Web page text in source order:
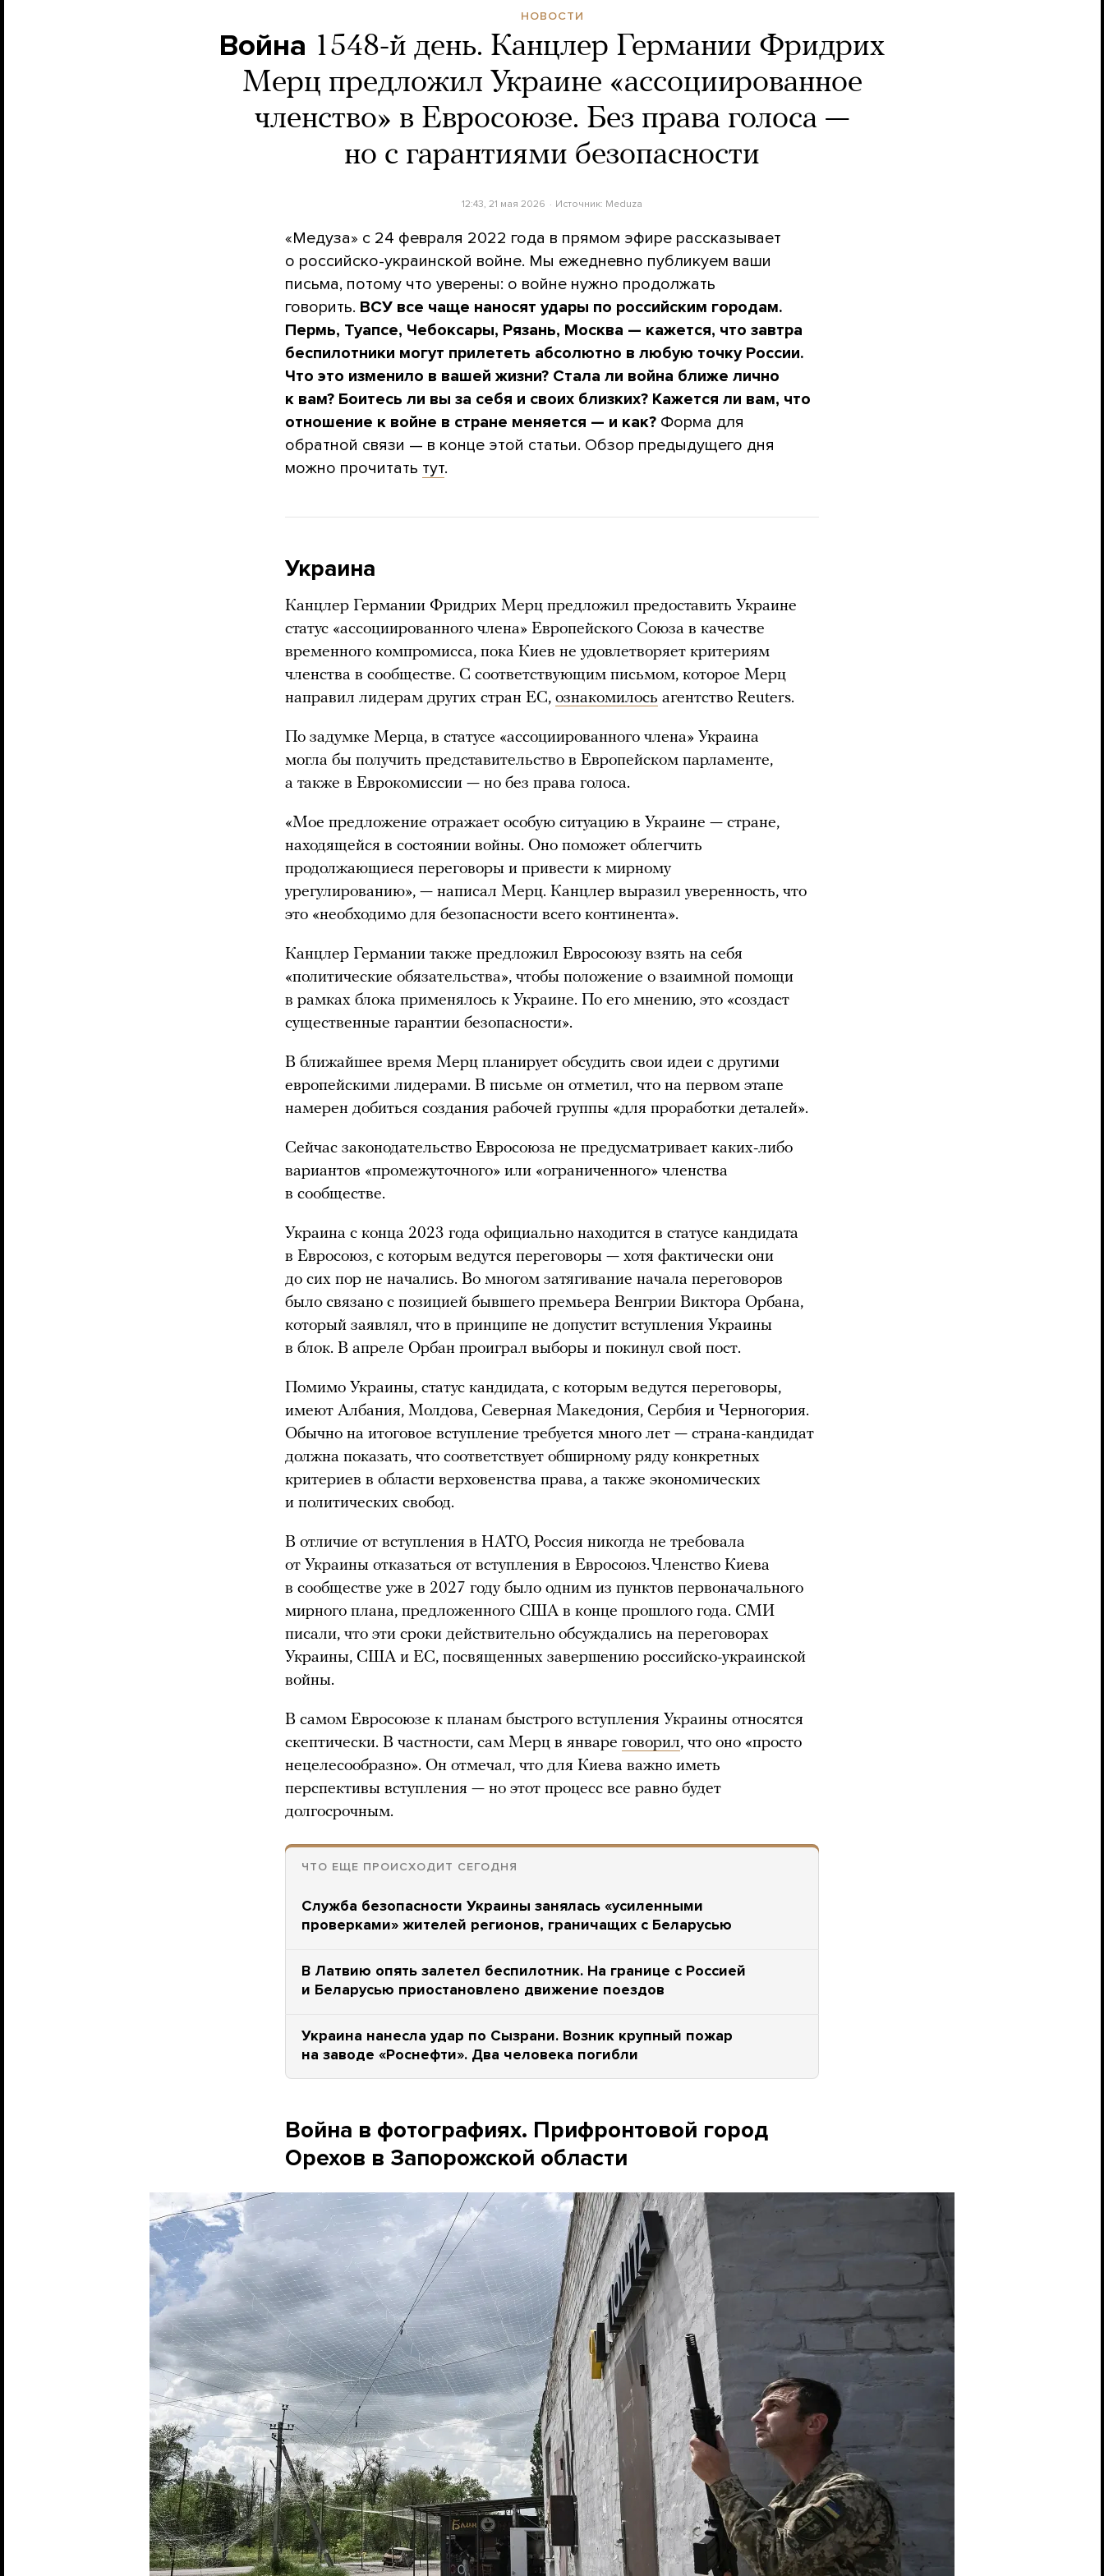
НОВОСТИ
Война 1548-й день. Канцлер Германии Фридрих
Мерц предложил Украине «ассоциированное
членство» в Евросоюзе. Без права голоса —
но с гарантиями безопасности
12:43, 21 мая 2026 Источник: Meduza
«Медуза» с 24 февраля 2022 года в прямом эфире рассказывает
о российско-украинской войне. Мы ежедневно публикуем ваши
письма, потому что уверены: о войне нужно продолжать
говорить. ВСУ все чаще наносят удары по российским городам.
Пермь, Туапсе, Чебоксары, Рязань, Москва — кажется, что завтра
беспилотники могут прилететь абсолютно в любую точку России.
Что это изменило в вашей жизни? Стала ли война ближе лично
к вам? Боитесь ли вы за себя и своих близких? Кажется ли вам, что
отношение к войне в стране меняется — и как? Форма для
обратной связи — в конце этой статьи. Обзор предыдущего дня
можно прочитать тут.
Украина
Канцлер Германии Фридрих Мерц предложил предоставить Украине
статус «ассоциированного члена» Европейского Союза в качестве
временного компромисса, пока Киев не удовлетворяет критериям
членства в сообществе. С соответствующим письмом, которое Мерц
направил лидерам других стран ЕС, ознакомилось агентство Reuters.
По задумке Мерца, в статусе «ассоциированного члена» Украина
могла бы получить представительство в Европейском парламенте,
а также в Еврокомиссии — но без права голоса.
«Мое предложение отражает особую ситуацию в Украине — стране,
находящейся в состоянии войны. Оно поможет облегчить
продолжающиеся переговоры и привести к мирному
урегулированию», — написал Мерц. Канцлер выразил уверенность, что
это «необходимо для безопасности всего континента».
Канцлер Германии также предложил Евросоюзу взять на себя
«политические обязательства», чтобы положение о взаимной помощи
в рамках блока применялось к Украине. По его мнению, это «создаст
существенные гарантии безопасности».
В ближайшее время Мерц планирует обсудить свои идеи с другими
европейскими лидерами. В письме он отметил, что на первом этапе
намерен добиться создания рабочей группы «для проработки деталей».
Сейчас законодательство Евросоюза не предусматривает каких-либо
вариантов «промежуточного» или «ограниченного» членства
в сообществе.
Украина с конца 2023 года официально находится в статусе кандидата
в Евросоюз, с которым ведутся переговоры — хотя фактически они
до сих пор не начались. Во многом затягивание начала переговоров
было связано с позицией бывшего премьера Венгрии Виктора Орбана,
который заявлял, что в принципе не допустит вступления Украины
в блок. В апреле Орбан проиграл выборы и покинул свой пост.
Помимо Украины, статус кандидата, с которым ведутся переговоры,
имеют Албания, Молдова, Северная Македония, Сербия и Черногория.
Обычно на итоговое вступление требуется много лет — страна-кандидат
должна показать, что соответствует обширному ряду конкретных
критериев в области верховенства права, а также экономических
и политических свобод.
В отличие от вступления в НАТО, Россия никогда не требовала
от Украины отказаться от вступления в Евросоюз. Членство Киева
в сообществе уже в 2027 году было одним из пунктов первоначального
мирного плана, предложенного США в конце прошлого года. СМИ
писали, что эти сроки действительно обсуждались на переговорах
Украины, США и ЕС, посвященных завершению российско-украинской
войны.
В самом Евросоюзе к планам быстрого вступления Украины относятся
скептически. В частности, сам Мерц в январе говорил, что оно «просто
нецелесообразно». Он отмечал, что для Киева важно иметь
перспективы вступления — но этот процесс все равно будет
долгосрочным.
ЧТО ЕЩЕ ПРОИСХОДИТ СЕГОДНЯ
Служба безопасности Украины занялась «усиленными
проверками» жителей регионов, граничащих с Беларусью
В Латвию опять залетел беспилотник. На границе с Россией
и Беларусью приостановлено движение поездов
Украина нанесла удар по Сызрани. Возник крупный пожар
на заводе «Роснефти». Два человека погибли
Война в фотографиях. Прифронтовой город
Орехов в Запорожской области